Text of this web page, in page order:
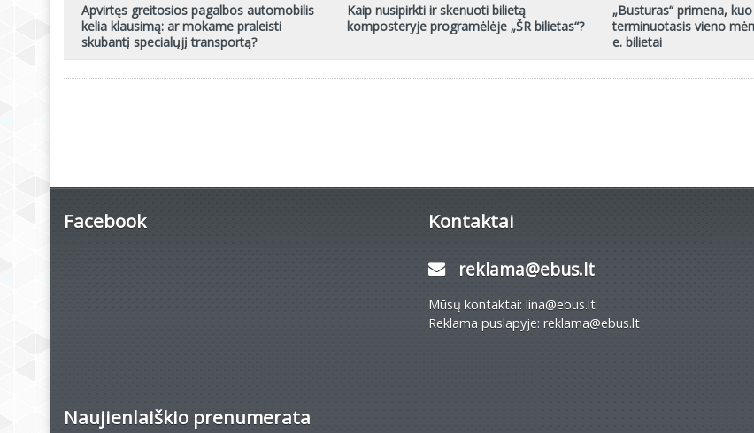
Apvirtęs greitosios pagalbos automobilis
kelia klausimą: ar mokame praleisti
skubantį specialųjį transportą?
Kaip nusipirkti ir skenuoti bilietą
komposteryje programėlėje „ŠR bilietas“?
„Busturas“ primena,
terminuotasis vieno
e. bilietai
Facebook Kontaktai
reklama@ebus.lt
Mūsų kontaktai: lina@ebus.lt
Reklama puslapyje: reklama@ebus.lt
Naujienlaiškio prenumerata